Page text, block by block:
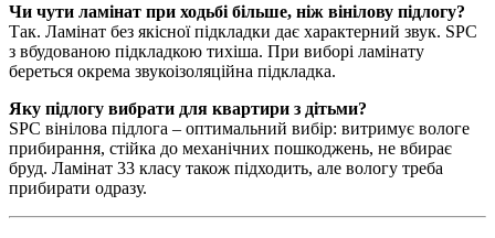
Чи чути ламінат при ходьбі більше, ніж вінілову підлогу?
Так. Ламінат без якісної підкладки дає характерний звук. SPC
з вбудованою підкладкою тихіша. При виборі ламінату
береться окрема звукоізоляційна підкладка.
Яку підлогу вибрати для квартири з дітьми?
SPC вінілова підлога – оптимальний вибір: витримує вологе
прибирання, стійка до механічних пошкоджень, не вбирає
бруд. Ламінат 33 класу також підходить, але вологу треба
прибирати одразу.